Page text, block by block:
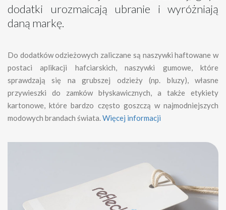
dodatki urozmaicają ubranie i wyróżniają
daną markę.
Do dodatków odzieżowych zaliczane są naszywki haftowane w
postaci aplikacji hafciarskich, naszywki gumowe, które
sprawdzają się na grubszej odzieży (np. bluzy), własne
przywieszki do zamków błyskawicznych, a także etykiety
kartonowe, które bardzo często goszczą w najmodniejszych
modowych brandach świata.Więcej informacji